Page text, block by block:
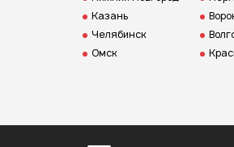
Казань
Челябинск
Омск